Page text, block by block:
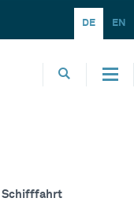
DE EN
Schifffahrt